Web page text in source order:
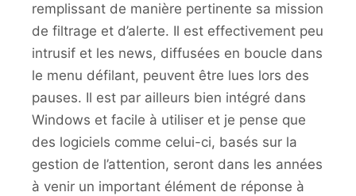
remplissant de manière pertinente sa mission
de filtrage et d’alerte. Il est effectivement peu
intrusif et les news, diffusées en boucle dans
le menu défilant, peuvent être lues lors des
pauses. Il est par ailleurs bien intégré dans
Windows et facile à utiliser et je pense que
des logiciels comme celui-ci, basés sur la
gestion de l’attention, seront dans les années
à venir un important élément de réponse à